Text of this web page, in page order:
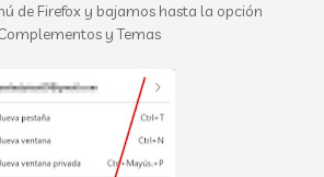
de Firefox y bajamos hasta la opción
y Temas